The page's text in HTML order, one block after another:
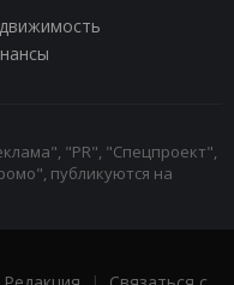
"PR", "Спецпроект",
публикуются на